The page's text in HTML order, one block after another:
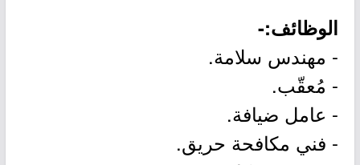
الوظائف:-
- مهندس سلامة.
- مُعقّب.
- عامل ضيافة.
- فني مكافحة حريق.